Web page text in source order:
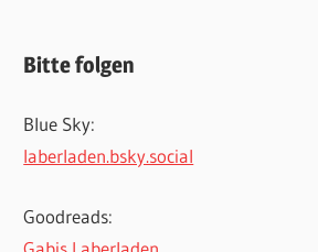
Bitte folgen
Blue Sky:
laberladen.bsky.social
Goodreads: